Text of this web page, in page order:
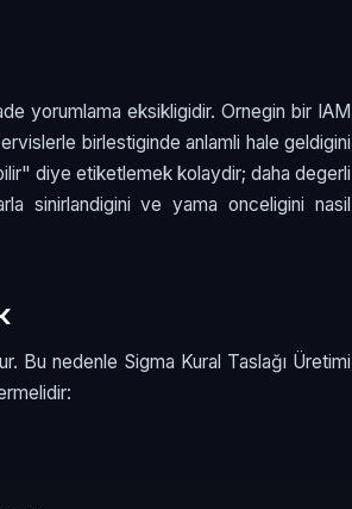
yorumlama eksikligidir. Ornegin bir IAM
birlestiginde anlamli hale geldigini
diye etiketlemek kolaydir; daha degerli
sinirlandigini ve yama onceligini nasil
Bu nedenle Sigma Kural Taslağı Üretimi